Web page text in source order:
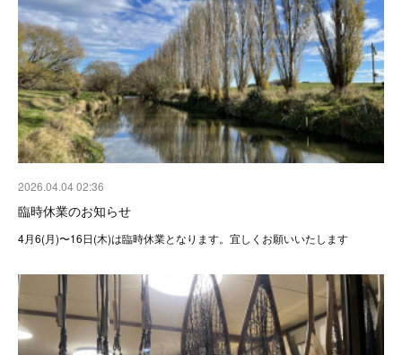
2026.04.04 02:36
臨時休業のお知らせ
4月6(月)〜16日(木)は臨時休業となります。宜しくお願いいたします